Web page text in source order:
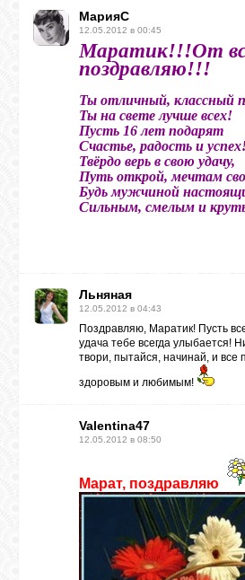
СТАТЬИ
ОТЗЫВЫ
МарияС
12.05.2012 в 00:45
Маратик!!!От
поздравляю!!!
Ты отличный, классный
Ты на свете лучше всех!
Пусть 16 лет подарят
Счастье, радость и
Твёрдо верь в свою удачу,
Путь открой, мечтам
Будь мужчиной
Сильным, смелым и
Льняная
12.05.2012 в 04:43
Поздравляю, Маратик! Пусть
удача тебе всегда улыбается!
твори, пытайся, начинай, и все
здоровым и любимым!
Valentina47
12.05.2012 в 08:50
Марат, поздравляю